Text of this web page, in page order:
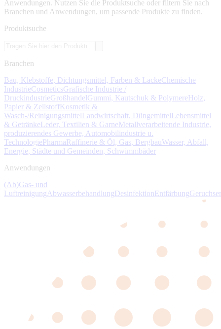
Anwendungen. Nutzen Sie die Produktsuche oder filtern Sie nach
Branchen und Anwendungen, um passende Produkte zu finden.
Produktsuche
Branchen
Bau, Klebstoffe, Dichtungsmittel, Farben & LackeChemische
IndustrieCosmeticsGrafische Industrie /
DruckindustrieGroßhandelGummi, Kautschuk & PolymereHolz,
Papier & ZellstoffKosmetik &
Wasch-/ReinigungsmittelLandwirtschaft, DüngemittelLebensmittel
& GetränkeLeder, Textilien & GarneMetallverarbeitende Industrie,
produzierendes Gewerbe, Automobilindustrie u.
TechnologiePharmaRaffinerie & Öl, Gas, BergbauWasser, Abfall,
Energie, Städte und Gemeinden, Schwimmbäder
Anwendungen
(Ab)Gas- und
LuftreinigungAbwasserbehandlungDesinfektionEntfärbung